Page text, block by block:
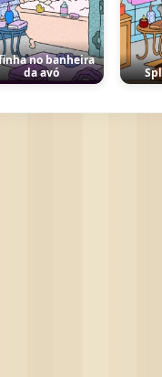
no banheira
da avó